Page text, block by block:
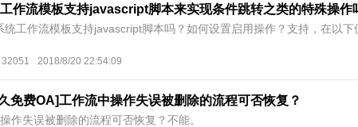
作流模板支持javascript脚本来实现条件跳转之类的特殊操作
统工作流模板支持javascript脚本吗？如何设置启用操作？支持，在以
32051 2018/8/20 22:54:09
免费OA]工作流中操作失误被删除的流程可否恢复？
作失误被删除的流程可否恢复？不能。